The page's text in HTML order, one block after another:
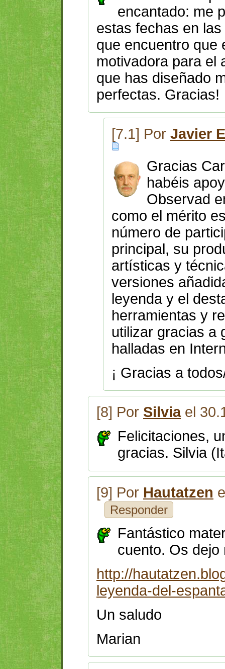
encantado: me
estas fechas en
que encuentro que
motivadora para el
que has diseñado
perfectas. Gracias!
[7.1] Por Javier
Gracias
habéis
Observad
como el mérito
número de
principal, su
artísticas y
versiones
leyenda y el
herramientas y
utilizar gracias a
halladas en
¡ Gracias a
[8] Por Silviael
Felicitaciones,
gracias. Silvia
[9] Por Hautatzen
Responder
Fantástico
cuento. Os dejo
http://
leyenda-del-
Un saludo
Marian